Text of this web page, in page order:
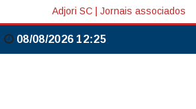
Adjori SC Jornais associados
08/08/2026 12:25